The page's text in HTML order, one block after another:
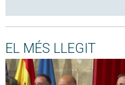
EL MÉS LLEGIT